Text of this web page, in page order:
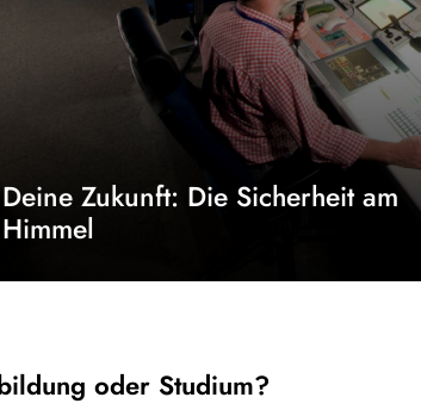
Deine Zukunft: Die Sicherheit am
Himmel
oder Studium?